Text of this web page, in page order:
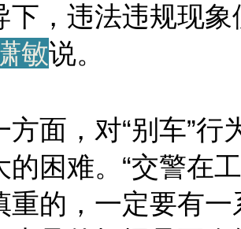
下，违法违规现象
敏说。
，对“别车”行
的困难。“交警在
重的，一定要有